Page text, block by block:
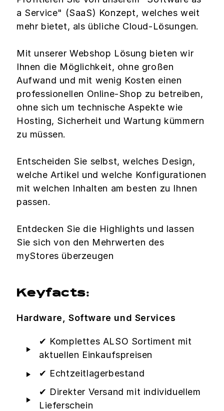
a Service" (SaaS) Konzept, welches weit
mehr bietet, als übliche Cloud-Lösungen.
Mit unserer Webshop Lösung bieten wir
Ihnen die Möglichkeit, ohne großen
Aufwand und mit wenig Kosten einen
professionellen Online-Shop zu betreiben,
ohne sich um technische Aspekte wie
Hosting, Sicherheit und Wartung kümmern
zu müssen.
Entscheiden Sie selbst, welches Design,
welche Artikel und welche Konfigurationen
mit welchen Inhalten am besten zu Ihnen
passen.
Entdecken Sie die Highlights und lassen
Sie sich von den Mehrwerten des
myStores überzeugen
Keyfacts:
Hardware, Software und Services
✔ Komplettes ALSO Sortiment mit
aktuellen Einkaufspreisen
✔ Echtzeitlagerbestand
✔ Direkter Versand mit individuellem
Lieferschein